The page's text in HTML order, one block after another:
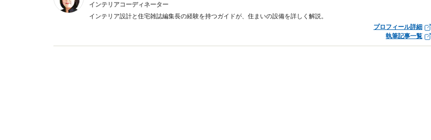
インテリアコーディネーター
インテリア設計と住宅雑誌編集長の経験を持つガイドが、住まいの設備を詳しく解説。
プロフィール詳細
執筆記事一覧